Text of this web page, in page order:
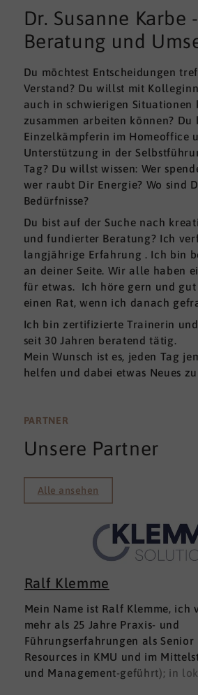
Dr. Susanne Karbe
Beratung und
Du möchtest Entscheidungen
Verstand? Du willst mit
auch in schwierigen Situationen
zusammen arbeiten können? Du
Einzelkämpferin im Homeoffice
Unterstützung in der
Tag? Du willst wissen: Wer
wer raubt Dir Energie? Wo sind
Bedürfnisse?
Du bist auf der Suche nach
und fundierter Beratung? Ich
langjährige Erfahrung . Ich bin
an deiner Seite. Wir alle haben
für etwas. Ich höre gern und gut
einen Rat, wenn ich danach
Ich bin zertifizierte Trainerin
seit 30 Jahren beratend tätig.
Mein Wunsch ist es, jeden Tag
helfen und dabei etwas Neues
PARTNER
Unsere Partner
Alle ansehen
Ralf Klemme
Mein Name ist Ralf Klemme, ich
mehr als 25 Jahre Praxis- und
Führungserfahrungen als Senior
Resources in KMU und im
und Management-geführt); in